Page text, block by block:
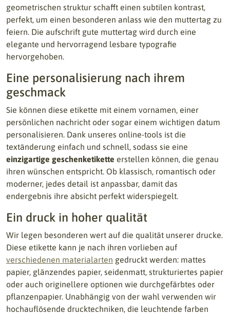
geometrischen struktur schafft einen subtilen kontrast,
perfekt, um einen besonderen anlass wie den muttertag zu
feiern. Die aufschrift gute muttertag wird durch eine
elegante und hervorragend lesbare typografie
hervorgehoben.
Eine personalisierung nach ihrem
geschmack
Sie können diese etikette mit einem vornamen, einer
persönlichen nachricht oder sogar einem wichtigen datum
personalisieren. Dank unseres online-tools ist die
textänderung einfach und schnell, sodass sie eine
einzigartige geschenketikette erstellen können, die genau
ihren wünschen entspricht. Ob klassisch, romantisch oder
moderner, jedes detail ist anpassbar, damit das
endergebnis ihre absicht perfekt widerspiegelt.
Ein druck in hoher qualität
Wir legen besonderen wert auf die qualität unserer drucke.
Diese etikette kann je nach ihren vorlieben auf
verschiedenen materialarten gedruckt werden: mattes
papier, glänzendes papier, seidenmatt, strukturiertes papier
oder auch originellere optionen wie durchgefärbtes oder
pflanzenpapier. Unabhängig von der wahl verwenden wir
hochauflösende drucktechniken, die leuchtende farben